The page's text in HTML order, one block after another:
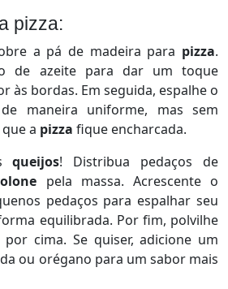
pizza:
a pá de madeira para pizza.
de azeite para dar um toque
às bordas. Em seguida, espalhe o
maneira uniforme, mas sem
a pizza fique encharcada.
queijos! Distribua pedaços de
pela massa. Acrescente o
pedaços para espalhar seu
equilibrada. Por fim, polvilhe
cima. Se quiser, adicione um
ou orégano para um sabor mais